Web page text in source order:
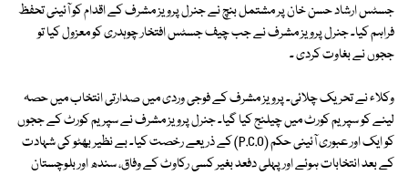
جسٹس ارشاد حسن خان پر مشتمل بنچ نے جنرل پرویز مشرف کے اقدام کو آئینی تحفظ
فراہم کیا۔ جنرل پرویز مشرف نے جب چیف جسٹس افتخار چوہدری کو معزول کیا تو
ججوں نے بغاوت کردی ۔
وکلاء نے تحریک چلائی۔ پرویز مشرف کے فوجی وردی میں صدارتی انتخاب میں حصہ
لینے کو سپریم کورٹ میں چیلنج کیا گیا۔ جنرل پرویز مشرف نے سپریم کورٹ کے ججوں
کو ایک اور عبوری آئینی حکم (P.C.O) کے ذریعے رخصت کیا۔ بے نظیر بھٹو کی شہادت
کے بعد انتخابات ہوئے اور پہلی دفعد بغیر کسی رکاوٹ کے وفاق، سندھ اور بلوچستان